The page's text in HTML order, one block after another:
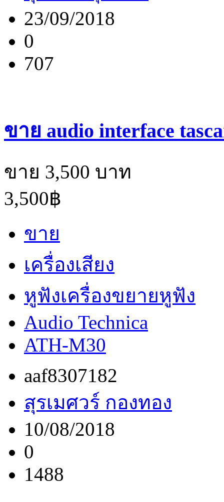
23/09/2018
0
707
ขาย audio interface
ขาย 3,500 บาท
3,500฿
ขาย
เครื่องเสียง
หูฟังเครื่องขยายหูฟัง
Audio Technica
ATH-M30
aaf8307182
สุรเมศวร์ กองทอง
10/08/2018
0
1488